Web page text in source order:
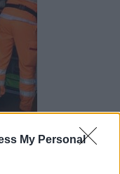
My Personal
intervenuti i sanitari
all'ospedale